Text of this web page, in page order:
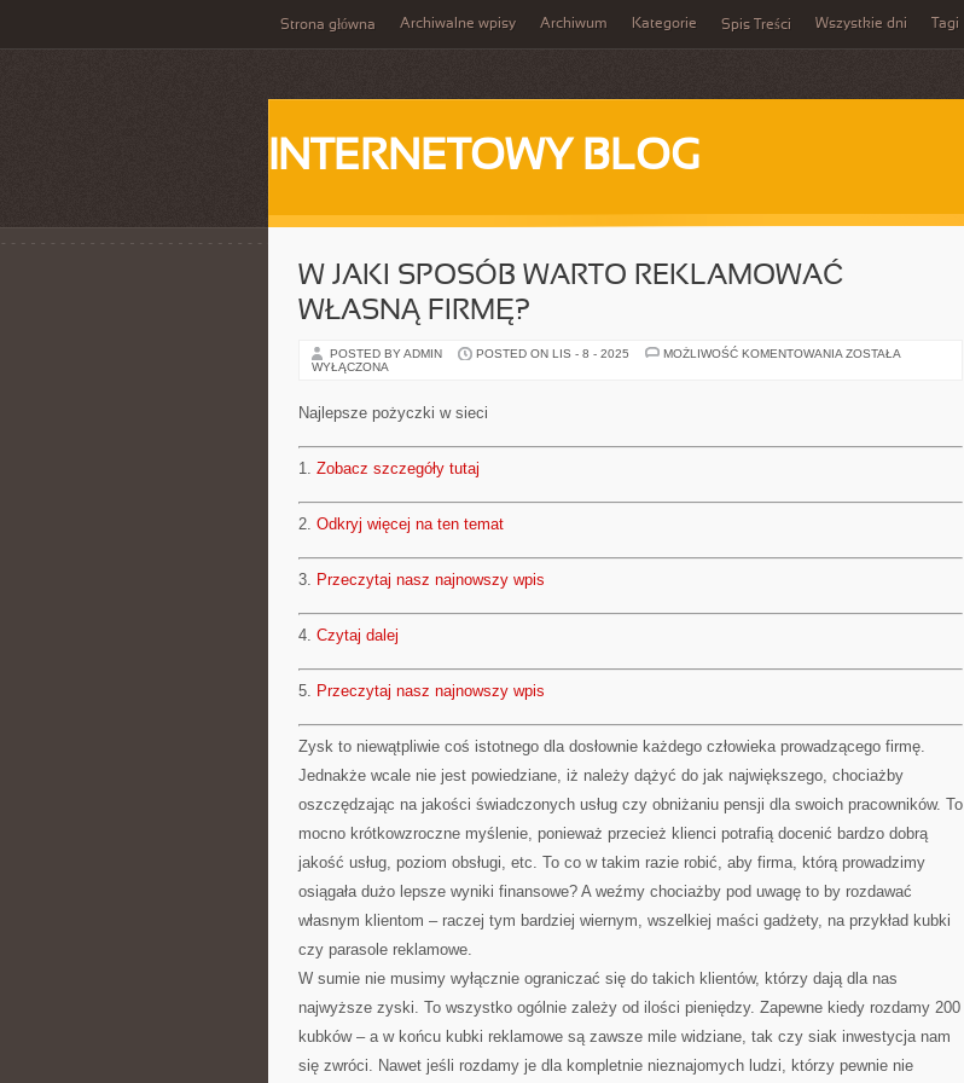
Strona główna Archiwalne wpisy Archiwum Kategorie Spis Treści Wszystkie dni Tagi
INTERNETOWY BLOG
W JAKI SPOSÓB WARTO REKLAMOWAĆ
WŁASNĄ FIRMĘ?
POSTED BY ADMIN POSTED ON LIS - 8 - 2025 MOŻLIWOŚĆ KOMENTOWANIA W
ZOSTAŁA
WYŁĄCZONA
Najlepsze pożyczki w sieci
1. Zobacz szczegóły tutaj
2. Odkryj więcej na ten temat
3. Przeczytaj nasz najnowszy wpis
4. Czytaj dalej
5. Przeczytaj nasz najnowszy wpis
Zysk to niewątpliwie coś istotnego dla dosłownie każdego człowieka prowadzącego firmę.
Jednakże wcale nie jest powiedziane, iż należy dążyć do jak największego, chociażby
oszczędzając na jakości świadczonych usług czy obniżaniu pensji dla swoich pracowników. To
mocno krótkowzroczne myślenie, ponieważ przecież klienci potrafią docenić bardzo dobrą
jakość usług, poziom obsługi, etc. To co w takim razie robić, aby firma, którą prowadzimy
osiągała dużo lepsze wyniki finansowe? A weźmy chociażby pod uwagę to by rozdawać
własnym klientom – raczej tym bardziej wiernym, wszelkiej maści gadżety, na przykład kubki
czy parasole reklamowe.
W sumie nie musimy wyłącznie ograniczać się do takich klientów, którzy dają dla nas
najwyższe zyski. To wszystko ogólnie zależy od ilości pieniędzy. Zapewne kiedy rozdamy 200
kubków – a w końcu kubki reklamowe są zawsze mile widziane, tak czy siak inwestycja nam
się zwróci. Nawet jeśli rozdamy je dla kompletnie nieznajomych ludzi, którzy pewnie nie